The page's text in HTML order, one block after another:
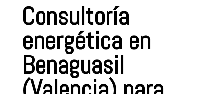
Consultoría
energética en
Benaguasil